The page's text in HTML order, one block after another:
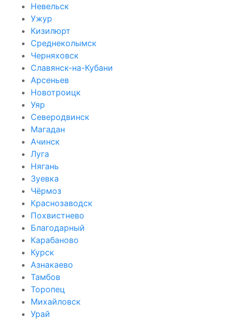
Невельск
Ужур
Кизилюрт
Среднеколымск
Черняховск
Славянск-на-Кубани
Арсеньев
Новотроицк
Уяр
Северодвинск
Магадан
Ачинск
Луга
Нягань
Зуевка
Чёрмоз
Краснозаводск
Похвистнево
Благодарный
Карабаново
Курск
Азнакаево
Тамбов
Торопец
Михайловск
Урай